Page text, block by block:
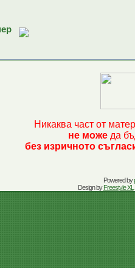
Никаква част от
не може да
без изричното
Powered by
Design byFreestyle XL